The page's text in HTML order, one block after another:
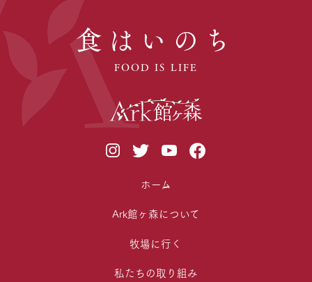
食はいのち
FOOD IS LIFE
ホーム
Ark館ヶ森について
牧場に行く
私たちの取り組み